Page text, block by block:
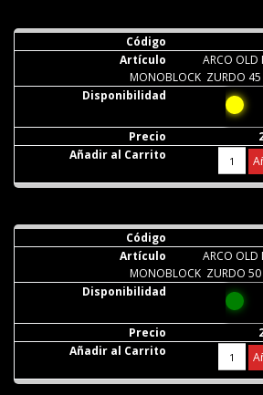
ARCO OLD
MONOBLOCK ZURDO 45
ARCO OLD
MONOBLOCK ZURDO 50